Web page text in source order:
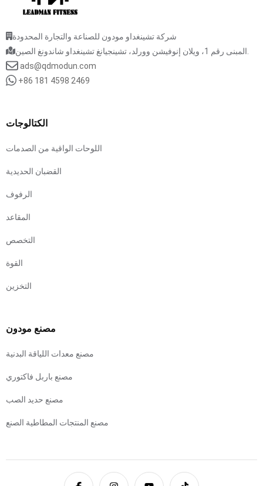
شركة تشينغداو مودون للصناعة والتجارة المحدودة
ads@qdmodun.com
+86 181 4598 2469
الكتالوجات
اللوحات الواقية من الصدمات
القضبان الحديدية
الرفوف
المقاعد
التخصص
القوة
التخزين
مصنع مودون
مصنع معدات اللياقة البدنية
مصنع باربل فاكتوري
مصنع حديد الصب
مصنع المنتجات المطاطية الصنع